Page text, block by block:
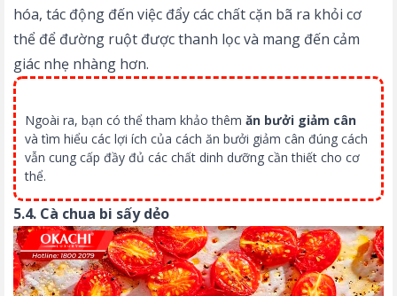
hóa, tác động đến việc đẩy các chất cặn bã ra khỏi cơ
thể để đường ruột được thanh lọc và mang đến cảm
giác nhẹ nhàng hơn.
Ngoài ra, bạn có thể tham khảo thêm ăn bưởi giảm cân
và tìm hiểu các lợi ích của cách ăn bưởi giảm cân đúng cách
vẫn cung cấp đầy đủ các chất dinh dưỡng cần thiết cho cơ
thể.
5.4. Cà chua bi sấy dẻo